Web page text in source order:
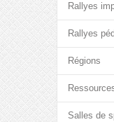
Rallyes
Rallyes
Régions
Salles de